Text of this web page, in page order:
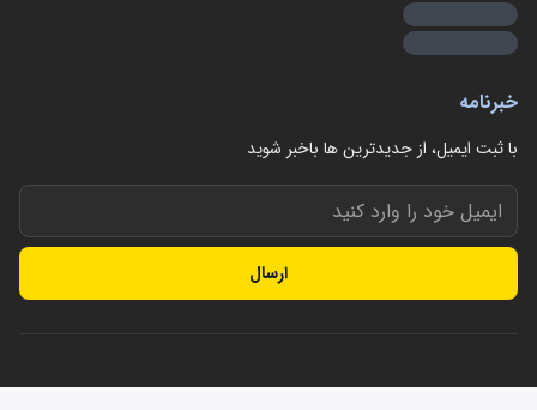
خبرنامه
با ثبت ایمیل، از جدید‌ترین ها با‌خبر شوید
ارسال